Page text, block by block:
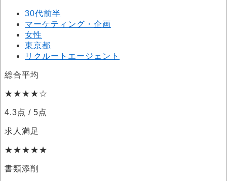
30代前半
マーケティング・企画
女性
東京都
リクルートエージェント
総合平均
★★★★☆
4.3点 / 5点
求人満足
★★★★★
書類添削